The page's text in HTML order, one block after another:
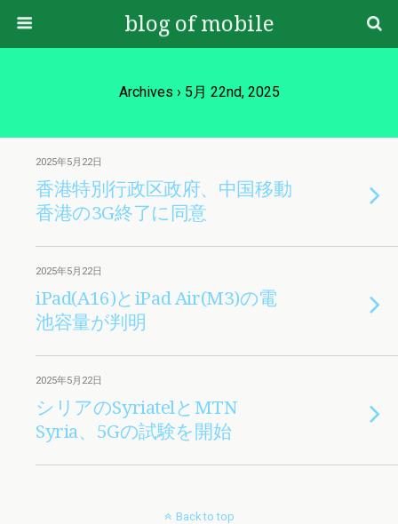
blog of mobile
Archives › 5月 22nd, 2025
2025年5月22日
香港特別行政区政府、中国移動
香港の3G終了に同意
2025年5月22日
iPad(A16)とiPad Air(M3)の電
池容量が判明
2025年5月22日
シリアのSyriatelとMTN
Syria、5Gの試験を開始
Back to top